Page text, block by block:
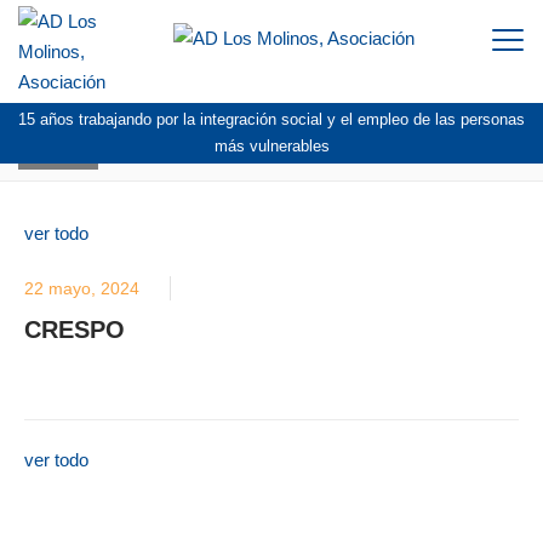
15 años trabajando por la integración social y el empleo de las personas
más vulnerables
ver todo
22 mayo, 2024
CRESPO
ver todo